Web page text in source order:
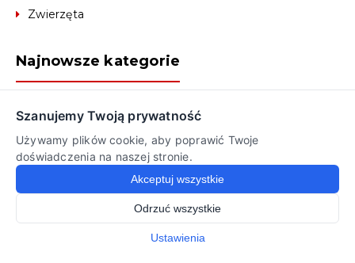
Zwierzęta
Najnowsze kategorie
Góry
Wybrzeże
Miasta
Createdy by